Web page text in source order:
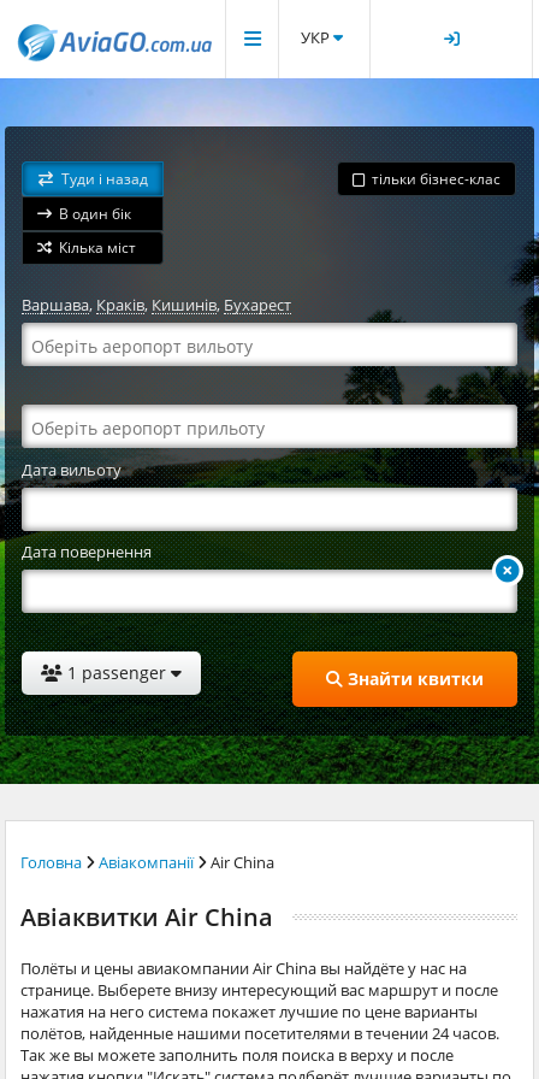
УКР
Туди і назад
В один бік
Кілька міст
тільки бізнес-клас
Варшава, Краків,Кишинів,Бухарест
Дата вильоту
Дата повернення
1 passenger Знайти квитки
Головна Авіакомпанії Air China
Авіаквитки Air China
Полёты и цены авиакомпании Air China вы найдёте у нас на
странице. Выберете внизу интересующий вас маршрут и после
нажатия на него система покажет лучшие по цене варианты
полётов, найденные нашими посетителями в течении 24 часов.
Так же вы можете заполнить поля поиска в верху и после